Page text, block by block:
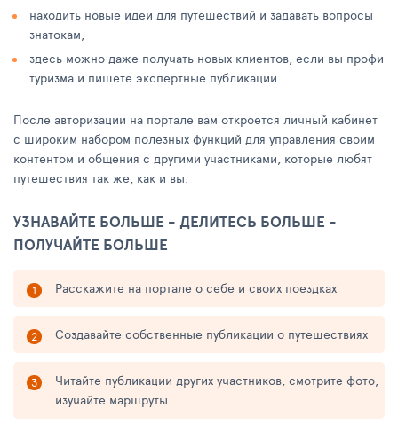
находить новые идеи для путешествий и задавать вопросы
знатокам,
здесь можно даже получать новых клиентов, если вы профи
туризма и пишете экспертные публикации.
После авторизации на портале вам откроется личный кабинет
с широким набором полезных функций для управления своим
контентом и общения с другими участниками, которые любят
путешествия так же, как и вы.
УЗНАВАЙТЕ БОЛЬШЕ - ДЕЛИТЕСЬ БОЛЬШЕ -
ПОЛУЧАЙТЕ БОЛЬШЕ
Расскажите на портале о себе и своих поездках
Создавайте собственные публикации о путешествиях
Читайте публикации других участников, смотрите фото,
изучайте маршруты